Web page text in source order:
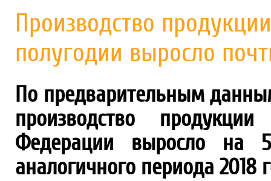
Производство
полугодии выросло
По предварительным
производство
Федерации выросло на
аналогичного периода 2018